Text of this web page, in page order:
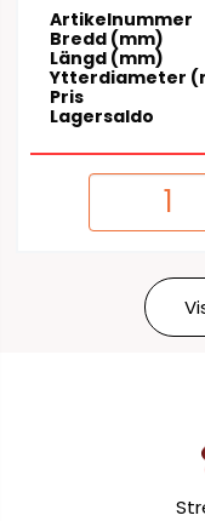
Artikelnummer
Bredd (mm)
Längd (mm)
Ytterdiameter
Pris
Lagersaldo